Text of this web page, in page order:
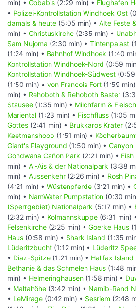
min) • Gobabis (2:29 min) • Flughafen
• Polizei-Kontrollstation Windhoek Ost
damals & heute (5:05 min) • Alte Feste
min) • Christuskirche (2:35 min) •
Sam Nujoma (2:30 min) • Tintenpalast
(1:24 min) • Bahnhof Windhoek (1:40
Kontrollstation Windhoek-Nord (0:59
Kontrollstation Windhoek-Südwest (0:59
(1:50 min) • von Francois Fort (1:59 min)
min) • Rehoboth & Rehoboth Baster
Stausee (1:35 min) • Milchfarm &
Mariental (1:23 min) • Fischfluss (1:05
Gottes (2:41 min) • Brukkaros Krater
Keetmanshoop (1:51 min) •
Giant's Playground (1:50 min) • Canyon
Gondwana Cañon Park (2:21 min) • Fish
min) • Ai-Ais & der Nationalpark (3:38
min) • Aussenkehr (2:26 min) • Rosh
(4:21 min) • Wüstenpferde (3:21 min) •
min) • NamWater Pumpstation (0:30
(Sperrgebiet) Nationalpark (5:17 min) •
(2:32 min) • Kolmannskuppe (6:31 min) •
Felsenkirche (2:25 min) • Goerke Haus
Haus (0:58 min) • Shark Island (1:35
Lüderitzbucht (1:12 min) • Lüderitz
• Diaz-Spitze (1:21 min) • Halifax Island
Bethanie & das Schmelen Haus (1:48
min) • Helmeringhausen (1:58 min) •
• Maltahöhe (3:42 min) • Namib-Rand
• LeMirage (0:42 min) • Sesriem (2:48